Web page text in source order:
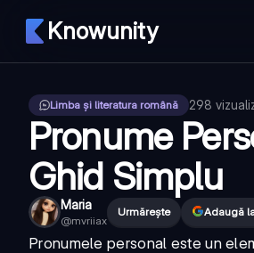
Knowunity
Limba și literatura română 298
Pronume
Ghid Simplu
Maria
@mvriiax
Urmărește Adaugă
Pronumele personal este un